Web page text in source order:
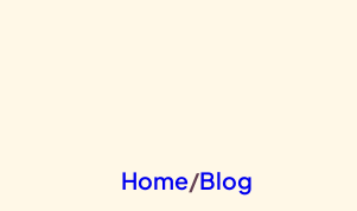
Home/Blog